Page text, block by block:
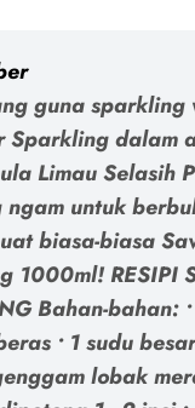
guna sparkling
Sparkling dalam
Limau Selasih
untuk
biasa-biasa
RESIPI
Bahan-bahan:
• 1 sudu
lobak